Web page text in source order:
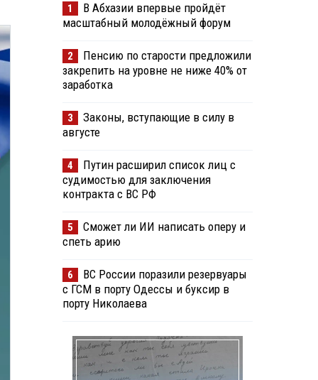
1
В Абхазии впервые пройдёт
масштабный молодёжный форум
2
Пенсию по старости предложили
закрепить на уровне не ниже 40% от
заработка
3
Законы, вступающие в силу в
августе
4
Путин расширил список лиц с
судимостью для заключения
контракта с ВС РФ
5
Сможет ли ИИ написать оперу и
спеть арию
6
ВС России поразили резервуары
с ГСМ в порту Одессы и буксир в
порту Николаева